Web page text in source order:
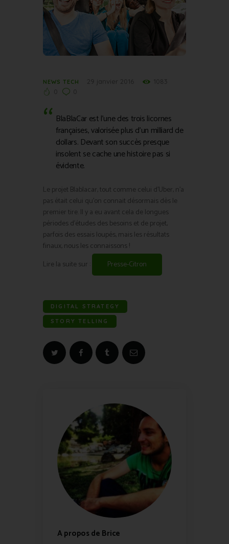
NEWS TECH
BlaBlaCar est l’une des trois licornes
françaises, valorisée plus d’un milliard de
dollars. Devant son succès presque
insolent se cache une histoire pas si
évidente.
Le projet Blablacar, tout comme celui d’Uber, n’a
pas était celui qu’on connait désormais dès le
premier tire. Il y a eu avant cela de longues
périodes d’études des besoins et de projet,
parfois des essais loupés, mais les résultats
finaux, nous les connaissons !
Lire la suite sur :
Presse-Citron
DIGITAL STRATEGY
STORY TELLING
A propos de Brice